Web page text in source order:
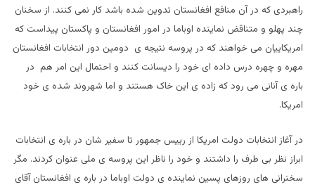
راهبردی که در آن منافع افغانستان تدوین شده باشد کار نمی کنند. از سخنان
چند پهلو و متناقض نماینده اوباما در امور افغانستان و پاکستان پیداست که
امریکاییان می خواهند که در پروسه نتیجه ی دومین دور انتخابات افغانستان
مهره و چهره درس داده ای خود را دیسانت کنند و احتمال این امر هم در
باره ی آنانی می رود که زاده ی این خاک هستند و اما شهروند شده ی خود
امریکا.
در آغاز انتخابات دولت امریکا از رییس جمهور تا سفیر شان در باره ی انتخابات
ابراز نظر بی طرف را داشتند و خود را ناظر این پروسه ی ملی عنوان کردند. مگر
سخنرانی های روزهای پسین نماینده ی دولت اوباما در باره ی افغانستان آقای